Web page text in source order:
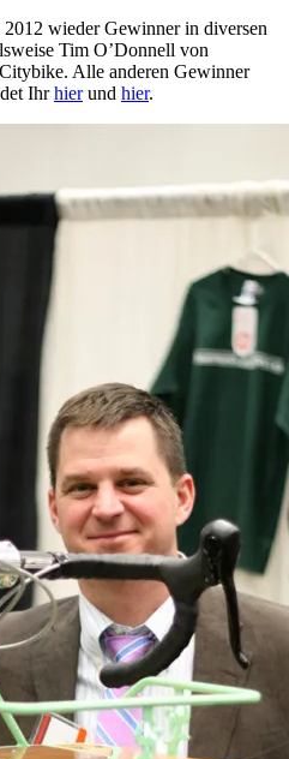
wieder Gewinner in diversen
Tim O’Donnell von
Alle anderen Gewinner
Ihrhierund hier.